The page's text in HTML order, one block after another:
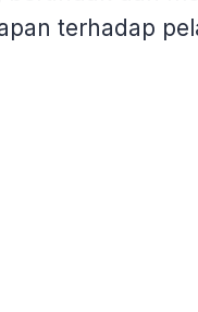
terhadap